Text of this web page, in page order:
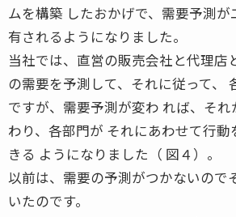
ムを構築 したおかげで、需要予測
有されるようになりました。
当社では、直営の販売会社と代理店
の需要を予測して、それに従って、
ですが、需要予測が変わ れば、そ
わり、各部門が それにあわせて行
きる ようになりました（ 図４）。
以前は、需要の予測がつかないので
いたのです。